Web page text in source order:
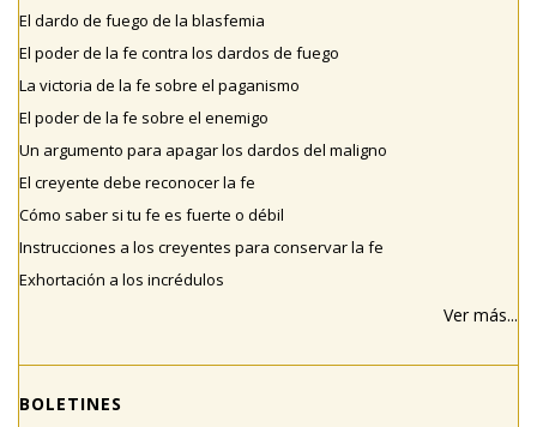
El dardo de fuego de la blasfemia
El poder de la fe contra los dardos de fuego
La victoria de la fe sobre el paganismo
El poder de la fe sobre el enemigo
Un argumento para apagar los dardos del maligno
El creyente debe reconocer la fe
Cómo saber si tu fe es fuerte o débil
Instrucciones a los creyentes para conservar la fe
Exhortación a los incrédulos
Ver más...
BOLETINES